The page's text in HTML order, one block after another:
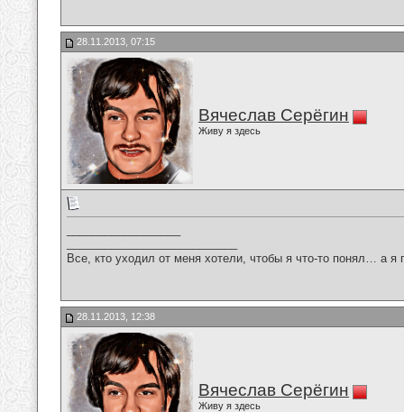
28.11.2013, 07:15
Вячеслав Серёгин
Живу я здесь
Все, кто уходил от меня хотели, чтобы я что-то понял… а
28.11.2013, 12:38
Вячеслав Серёгин
Живу я здесь